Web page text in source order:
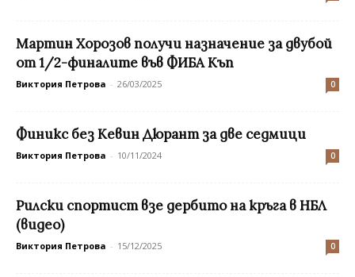
Мартин Хорозов получи назначение за двубой
от 1/2-финалите във ФИБА Къп
Виктория Петрова - 26/03/2025 0
Финикс без Кевин Дюрант за две седмици
Виктория Петрова - 10/11/2024 0
Рилски спортист взе дербито на кръга в НБЛ
(видео)
Виктория Петрова - 15/12/2025 0